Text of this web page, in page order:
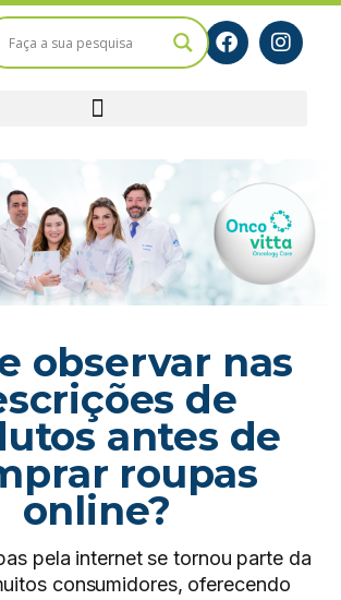
observar nas
de
antes de
roupas
online?
pela internet se tornou parte da
consumidores, oferecendo